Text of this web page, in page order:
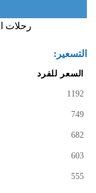
رحلات
التسعير:
السعر للفرد
1192
749
682
603
555